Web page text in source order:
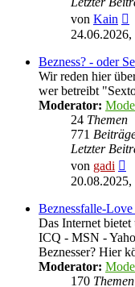
von Kain
24.06.2026,
Bezness? - oder
Wir reden hier
wer betreibt
Moderator:
24 Themen
771
Letzter
von gadi
20.08.2025,
Beznessfalle-
Das Internet
ICQ - MSN -
Beznesser? Hier
Moderator:
170 Themen